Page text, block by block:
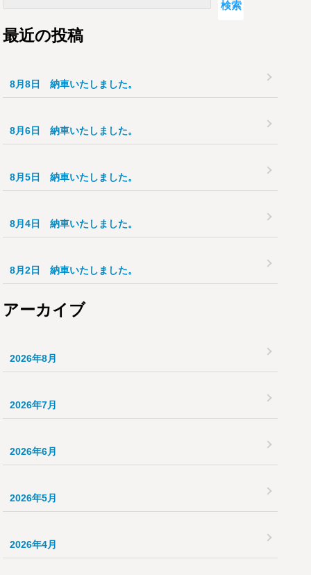
検索
最近の投稿
8月8日 納車いたしました。
8月6日 納車いたしました。
8月5日 納車いたしました。
8月4日 納車いたしました。
8月2日 納車いたしました。
アーカイブ
2026年8月
2026年7月
2026年6月
2026年5月
2026年4月